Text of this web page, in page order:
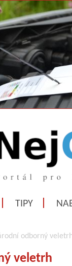
TIPY
odborný
veletrh